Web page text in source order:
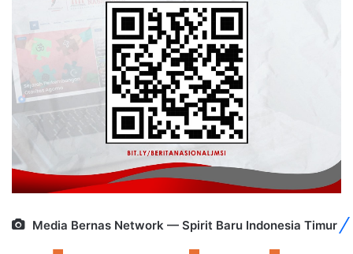
Media Bernas Network — Spirit Baru Indonesia Timur